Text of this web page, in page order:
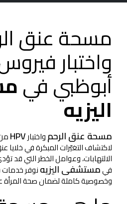
مسحة عنق
أبوظبي في
اليزيه
مسحة عنق الرحمواختبارHPVمن أهم
لاكتشاف التغيّرات المبكرة في خلايا عنق
الالتهابات، وعوامل الخطر التي قد تؤدي
مستشفى اليزيهنوفر خدمات فحص
وخصوصية كاملة لضمان صحة المرأة على